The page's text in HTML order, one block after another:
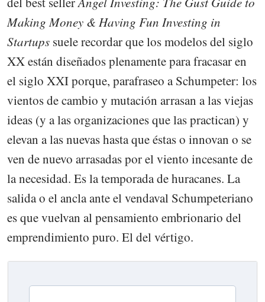
Making Money & Having Fun Investing in
Startups suele recordar que los modelos del siglo
XX están diseñados plenamente para fracasar en
el siglo XXI porque, parafraseo a Schumpeter: los
vientos de cambio y mutación arrasan a las viejas
ideas (y a las organizaciones que las practican) y
elevan a las nuevas hasta que éstas o innovan o se
ven de nuevo arrasadas por el viento incesante de
la necesidad. Es la temporada de huracanes. La
salida o el ancla ante el vendaval Schumpeteriano
es que vuelvan al pensamiento embrionario del
emprendimiento puro. El del vértigo.